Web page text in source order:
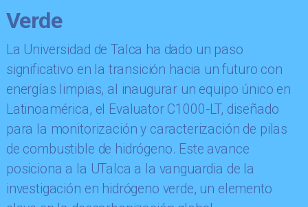
Verde
​La Universidad de Talca ha dado un paso
significativo en la transición hacia un futuro con
energías limpias, al inaugurar un equipo único en
Latinoamérica, el Evaluator C1000-LT, diseñado
para la monitorización y caracterización de pilas
de combustible de hidrógeno. Este avance
posiciona a la UTalca a la vanguardia de la
investigación en hidrógeno verde, un elemento